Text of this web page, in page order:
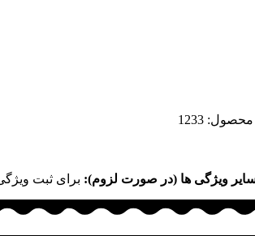
محصول: 1233
ویژگی ها (در صورت لزوم): برای ثبت